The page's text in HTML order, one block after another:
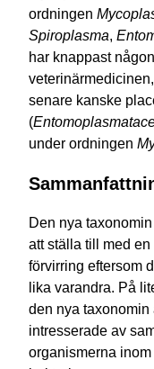
ordningen
Spiroplasma,
har knappast
senare kanske
(
under ordningen
Den nya
att ställa till med
förvirring eftersom
lika varandra. På
den nya taxonomin
intresserade av
organismerna